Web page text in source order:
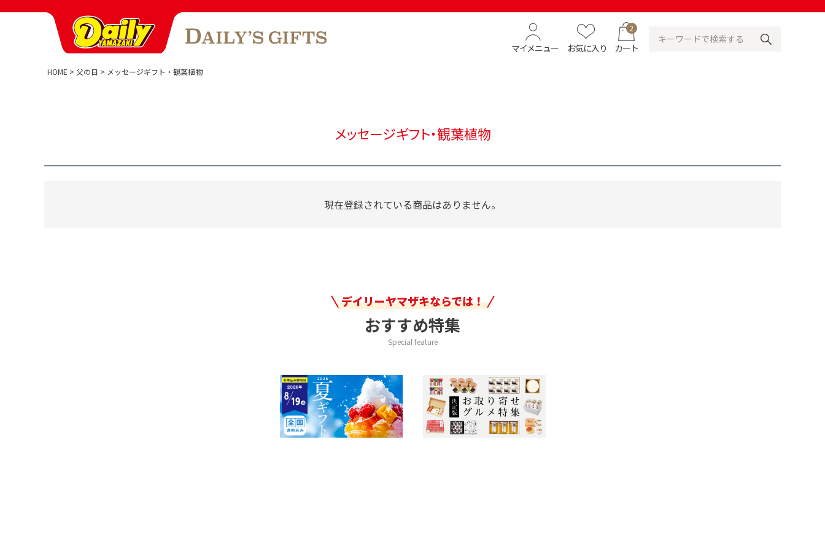
マイメニュー お気に入り
2
カート
HOME 父の日 メッセージギフト・観葉植物
メッセージギフト・観葉植物
現在登録されている商品はありません。
デイリーヤマザキならでは！
おすすめ特集
Special feature